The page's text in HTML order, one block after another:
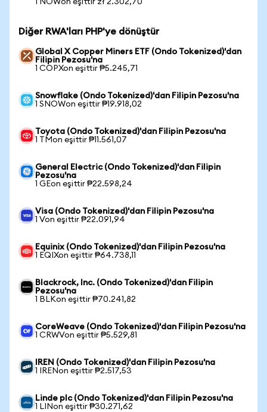
1 NOWon eşittir zł 2.302,70
Diğer RWA'ları PHP'ye dönüştür
Global X Copper Miners ETF (Ondo Tokenized)'dan
Filipin Pezosu'na
1 COPXon eşittir ₱5.245,71
Snowflake (Ondo Tokenized)'dan Filipin Pezosu'na
1 SNOWon eşittir ₱19.918,02
Toyota (Ondo Tokenized)'dan Filipin Pezosu'na
1 TMon eşittir ₱11.561,07
General Electric (Ondo Tokenized)'dan Filipin
Pezosu'na
1 GEon eşittir ₱22.598,24
Visa (Ondo Tokenized)'dan Filipin Pezosu'na
1 Von eşittir ₱22.091,94
Equinix (Ondo Tokenized)'dan Filipin Pezosu'na
1 EQIXon eşittir ₱64.738,11
Blackrock, Inc. (Ondo Tokenized)'dan Filipin
Pezosu'na
1 BLKon eşittir ₱70.241,82
CoreWeave (Ondo Tokenized)'dan Filipin Pezosu'na
1 CRWVon eşittir ₱5.529,81
IREN (Ondo Tokenized)'dan Filipin Pezosu'na
1 IRENon eşittir ₱2.517,53
Linde plc (Ondo Tokenized)'dan Filipin Pezosu'na
1 LINon eşittir ₱30.271,62